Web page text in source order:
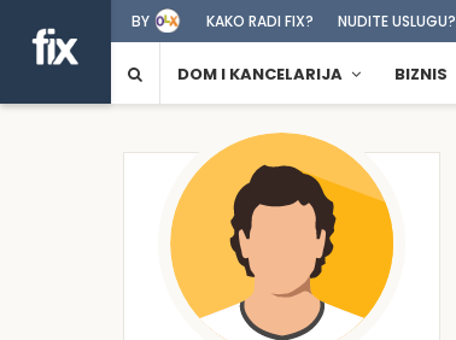
BY KAKO RADI FIX? NUDITE USLUGU?
DOM I KANCELARIJA BIZNIS